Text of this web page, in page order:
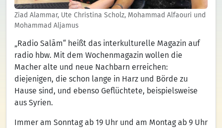
Ziad Alammar, Ute Christina Scholz, Mohammad Alfaouri und
Mohammad Aljamus
„Radio Salām“ heißt das interkulturelle Magazin auf
radio hbw. Mit dem Wochenmagazin wollen die
Macher alte und neue Nachbarn erreichen:
diejenigen, die schon lange in Harz und Börde zu
Hause sind, und ebenso Geflüchtete, beispielsweise
aus Syrien.
Immer am Sonntag ab 19 Uhr und am Montag ab 9 Uhr